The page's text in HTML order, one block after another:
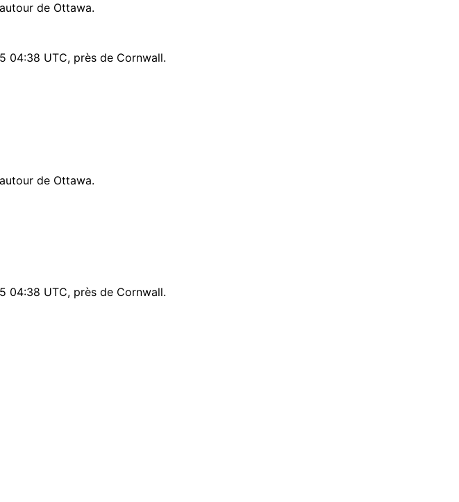
de Ottawa.
04:38 UTC, près de Cornwall.
de Ottawa.
04:38 UTC, près de Cornwall.